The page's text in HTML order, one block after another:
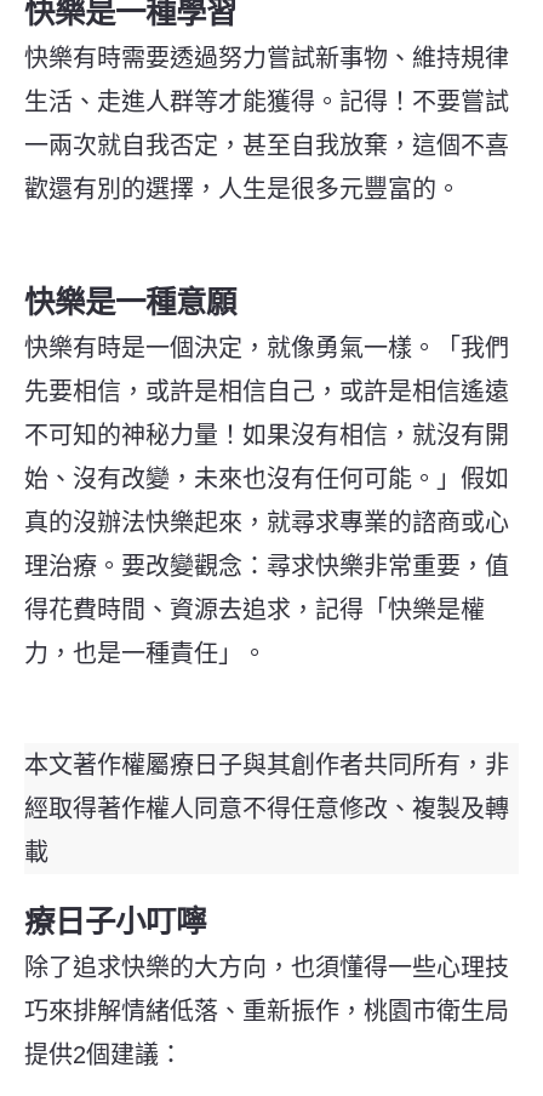
快樂是一種學習
快樂有時需要透過努力嘗試新事物、維持規律
生活、走進人群等才能獲得。記得！不要嘗試
一兩次就自我否定，甚至自我放棄，這個不喜
歡還有別的選擇，人生是很多元豐富的。
快樂是一種意願
快樂有時是一個決定，就像勇氣一樣。「我們
先要相信，或許是相信自己，或許是相信遙遠
不可知的神秘力量！如果沒有相信，就沒有開
始、沒有改變，未來也沒有任何可能。」假如
真的沒辦法快樂起來，就尋求專業的諮商或心
理治療。要改變觀念：尋求快樂非常重要，值
得花費時間、資源去追求，記得「快樂是權
力，也是一種責任」。
本文著作權屬療日子與其創作者共同所有，非
經取得著作權人同意不得任意修改、複製及轉
載
療日子小叮嚀
除了追求快樂的大方向，也須懂得一些心理技
巧來排解情緒低落、重新振作，桃園市衛生局
提供2個建議：